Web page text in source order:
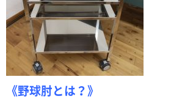
《野球肘とは？》